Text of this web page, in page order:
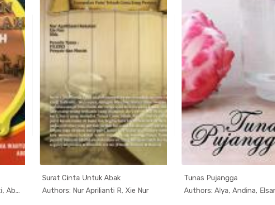
Ab...
Surat Cinta Untuk Abak
Authors: Nur Aprilianti R, Xie Nur
In Kumpula...
Tunas Pujangga
Authors: Alya, Andina, In